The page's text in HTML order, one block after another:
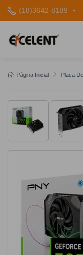
(18)3642-8189
Página Inicial Placa